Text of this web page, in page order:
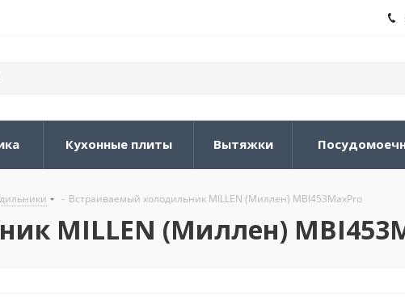
Кухонные плиты Вытяжки
- Встраиваемый холодильник MILLEN (Миллен) MBI453MaxPro
MILLEN (Миллен)